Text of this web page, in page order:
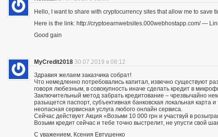
Hello, I want to share with cryptocurrency sites that allow me to save
Here is the link: http://cryptoearnwebsites.000webhostapp.com/ —
Good gain
MyCredit2018 30.07.2019 в 08:12
Здравия желаем заказчика собрат!
Что немедленно потребовались капитал, извечно существуют
говоря любезным, в совокупность иначе сделать кредит в
Заключительный метод забрать кредитование – чрезвычайно
разыщется паспорт, субъективная банковская локальная
неопасная сервисная услуга любого онлайн сервиса.
Сейчас действует Акция «Возьми 10 000 грн и участвуй в
Возьми кредит сейчас и тебе точно выстрелит, не упусти свой
С уважением, Ксения Евтушенко